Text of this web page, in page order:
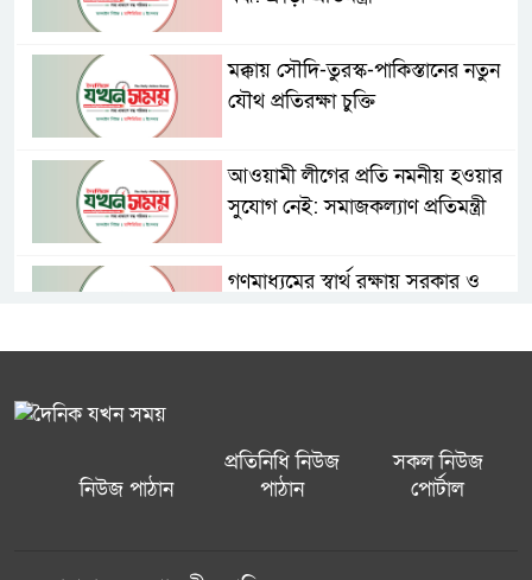
মক্কায় সৌদি-তুরস্ক-পাকিস্তানের নতুন
যৌথ প্রতিরক্ষা চুক্তি
আওয়ামী লীগের প্রতি নমনীয় হওয়ার
সুযোগ নেই: সমাজকল্যাণ প্রতিমন্ত্রী
গণমাধ্যমের স্বার্থ রক্ষায় সরকার ও
সুদানি
নিউজ পাঠান
প্রতিনিধি নিউজ
পাঠান
সকল নিউজ
পোর্টাল